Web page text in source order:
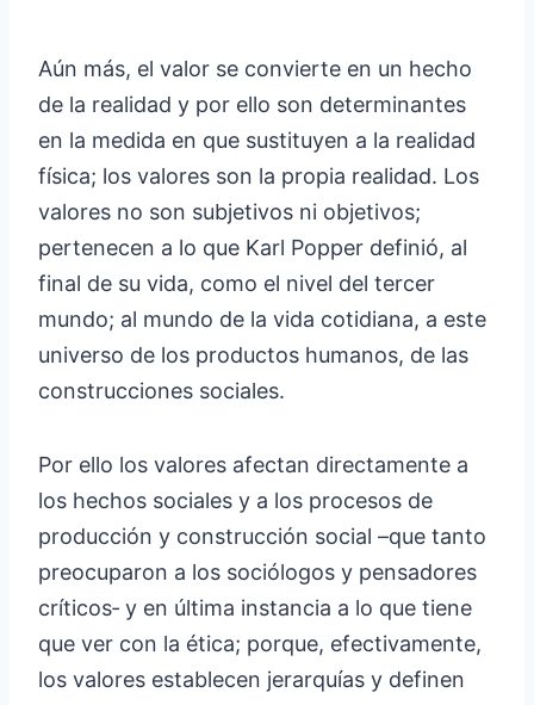
Aún más, el valor se convierte en un hecho
de la realidad y por ello son determinantes
en la medida en que sustituyen a la realidad
física; los valores son la propia realidad. Los
valores no son subjetivos ni objetivos;
pertenecen a lo que Karl Popper definió, al
final de su vida, como el nivel del tercer
mundo; al mundo de la vida cotidiana, a este
universo de los productos humanos, de las
construcciones sociales.
Por ello los valores afectan directamente a
los hechos sociales y a los procesos de
producción y construcción social –que tanto
preocuparon a los sociólogos y pensadores
críticos‐ y en última instancia a lo que tiene
que ver con la ética; porque, efectivamente,
los valores establecen jerarquías y definen